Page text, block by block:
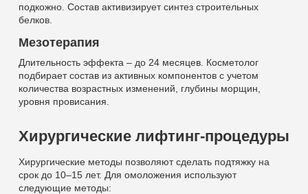
подкожно. Состав активизирует синтез строительных
белков.
Мезотерапия
Длительность эффекта – до 24 месяцев. Косметолог
подбирает состав из активных компонентов с учетом
количества возрастных изменений, глубины морщин,
уровня провисания.
Хирургические лифтинг-процедуры
Хирургические методы позволяют сделать подтяжку на
срок до 10–15 лет. Для омоложения используют
следующие методы: